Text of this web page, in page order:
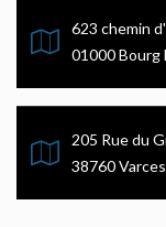
623 chemin
01000 Bourg
205 Rue du
38760